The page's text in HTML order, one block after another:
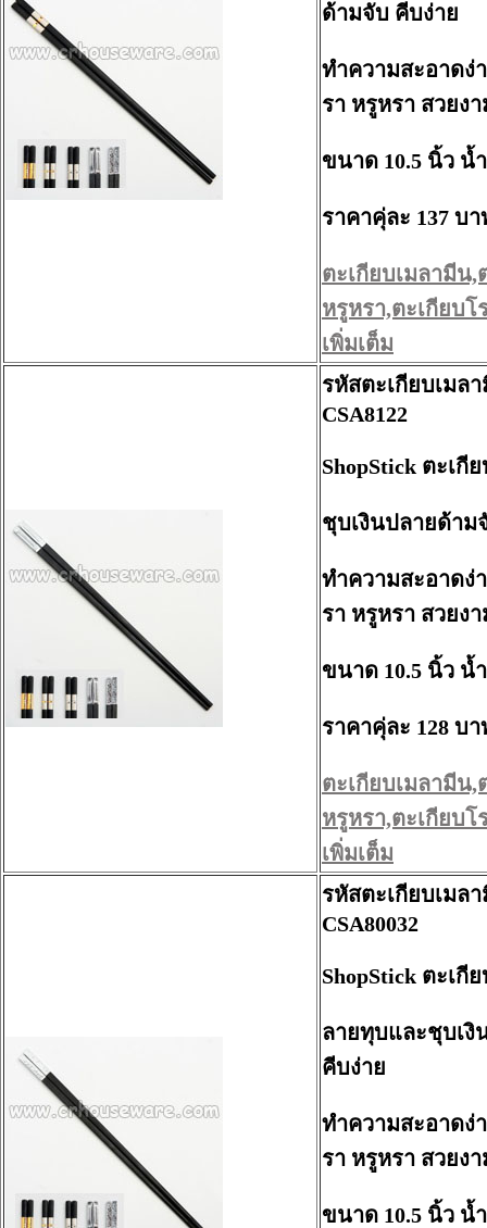
ด้ามจับ คีบง่าย
ทำความสะอาดง่
รา หรูหรา สวยง
ขนาด 10.5 นิ้ว น้
ราคาคุ่ละ 137 บา
ตะเกียบเมลามีน,
หรูหรา,ตะเกียบโ
เพิ่มเต็ม
รหัสตะเกียบเมล
CSA8122
ShopStick ตะเกี
ชุบเงินปลายด้าม
ทำความสะอาดง่
รา หรูหรา สวยง
ขนาด 10.5 นิ้ว น้
ราคาคุ่ละ 128 บา
ตะเกียบเมลามีน,
หรูหรา,ตะเกียบโ
เพิ่มเต็ม
รหัสตะเกียบเมล
CSA80032
ShopStick ตะเกี
ลายทุบและชุบเงิ
คีบง่าย
ทำความสะอาดง่
รา หรูหรา สวยง
ขนาด 10.5 นิ้ว น้